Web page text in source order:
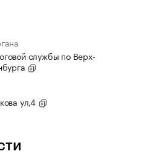
службы по Верх-
ул,4